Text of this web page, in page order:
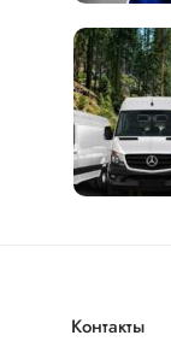
Контакты